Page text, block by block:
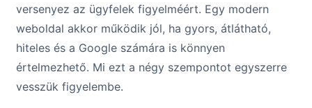
versenyez az ügyfelek figyelméért. Egy modern
weboldal akkor működik jól, ha gyors, átlátható,
hiteles és a Google számára is könnyen
értelmezhető. Mi ezt a négy szempontot egyszerre
vesszük figyelembe.